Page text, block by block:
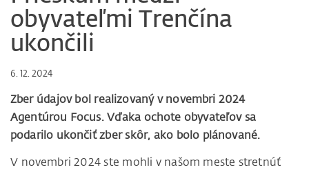
obyvateľmi Trenčína
ukončili
6. 12. 2024
Zber údajov bol realizovaný v novembri 2024
Agentúrou Focus. Vďaka ochote obyvateľov sa
podarilo ukončiť zber skôr, ako bolo plánované.
V novembri 2024 ste mohli v našom meste stretnúť